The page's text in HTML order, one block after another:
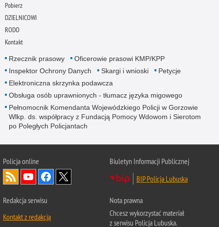
Pobierz
DZIELNICOWI
RODO
Kontakt
Rzecznik prasowy
Oficerowie prasowi KMP/KPP
Inspektor Ochrony Danych
Skargi i wnioski
Petycje
Elektroniczna skrzynka podawcza
Obsługa osób uprawnionych - tłumacz języka migowego
Pełnomocnik Komendanta Wojewódzkiego Policji w Gorzowie
Wlkp. ds. współpracy z Fundacją Pomocy Wdowom i Sierotom
po Poległych Policjantach
Policja online
Biuletyn Informacji Publicznej
BIP Policja Lubuska
Redakcja serwisu
Kontakt z redakcją
Nota prawna
Chcesz wykorzystać materiał
z serwisu Policja Lubuska.